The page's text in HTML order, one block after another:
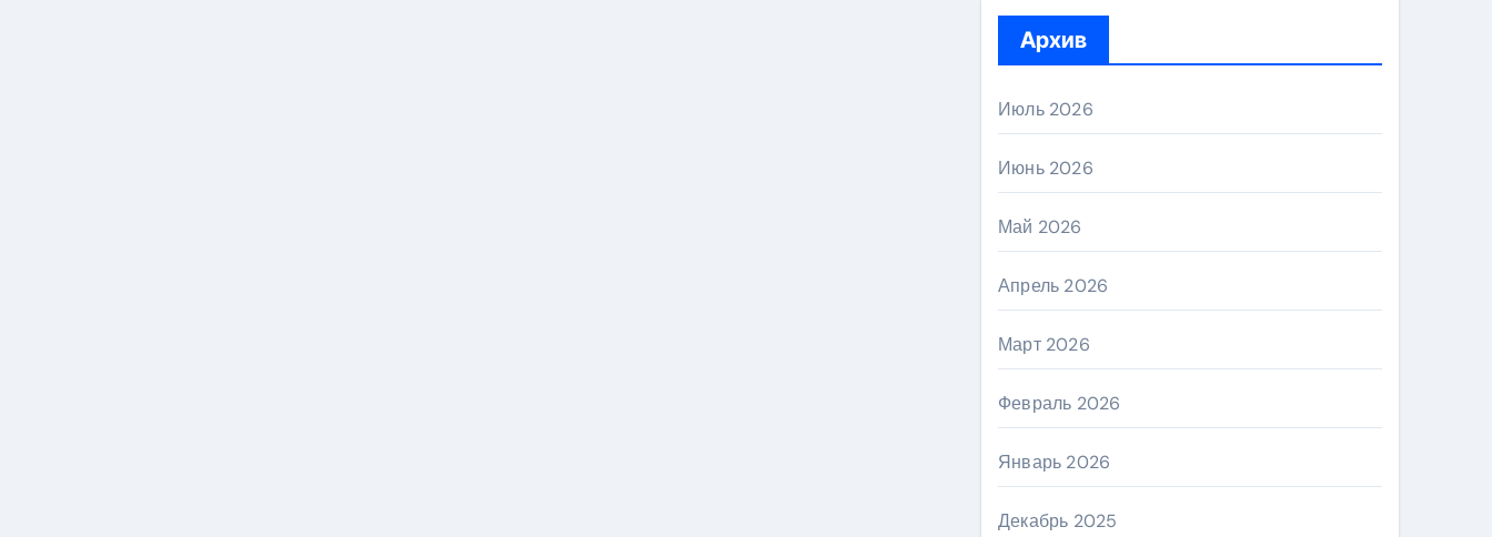
Архив
Июль 2026
Июнь 2026
Май 2026
Апрель 2026
Март 2026
Февраль 2026
Январь 2026
Декабрь 2025